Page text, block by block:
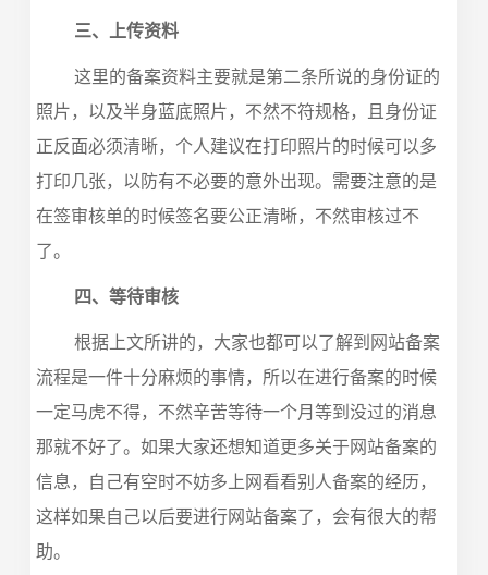
三、上传资料
这里的备案资料主要就是第二条所说的身份证的
照片，以及半身蓝底照片，不然不符规格，且身份证
正反面必须清晰，个人建议在打印照片的时候可以多
打印几张，以防有不必要的意外出现。需要注意的是
在签审核单的时候签名要公正清晰，不然审核过不
了。
四、等待审核
根据上文所讲的，大家也都可以了解到网站备案
流程是一件十分麻烦的事情，所以在进行备案的时候
一定马虎不得，不然辛苦等待一个月等到没过的消息
那就不好了。如果大家还想知道更多关于网站备案的
信息，自己有空时不妨多上网看看别人备案的经历，
这样如果自己以后要进行网站备案了，会有很大的帮
助。